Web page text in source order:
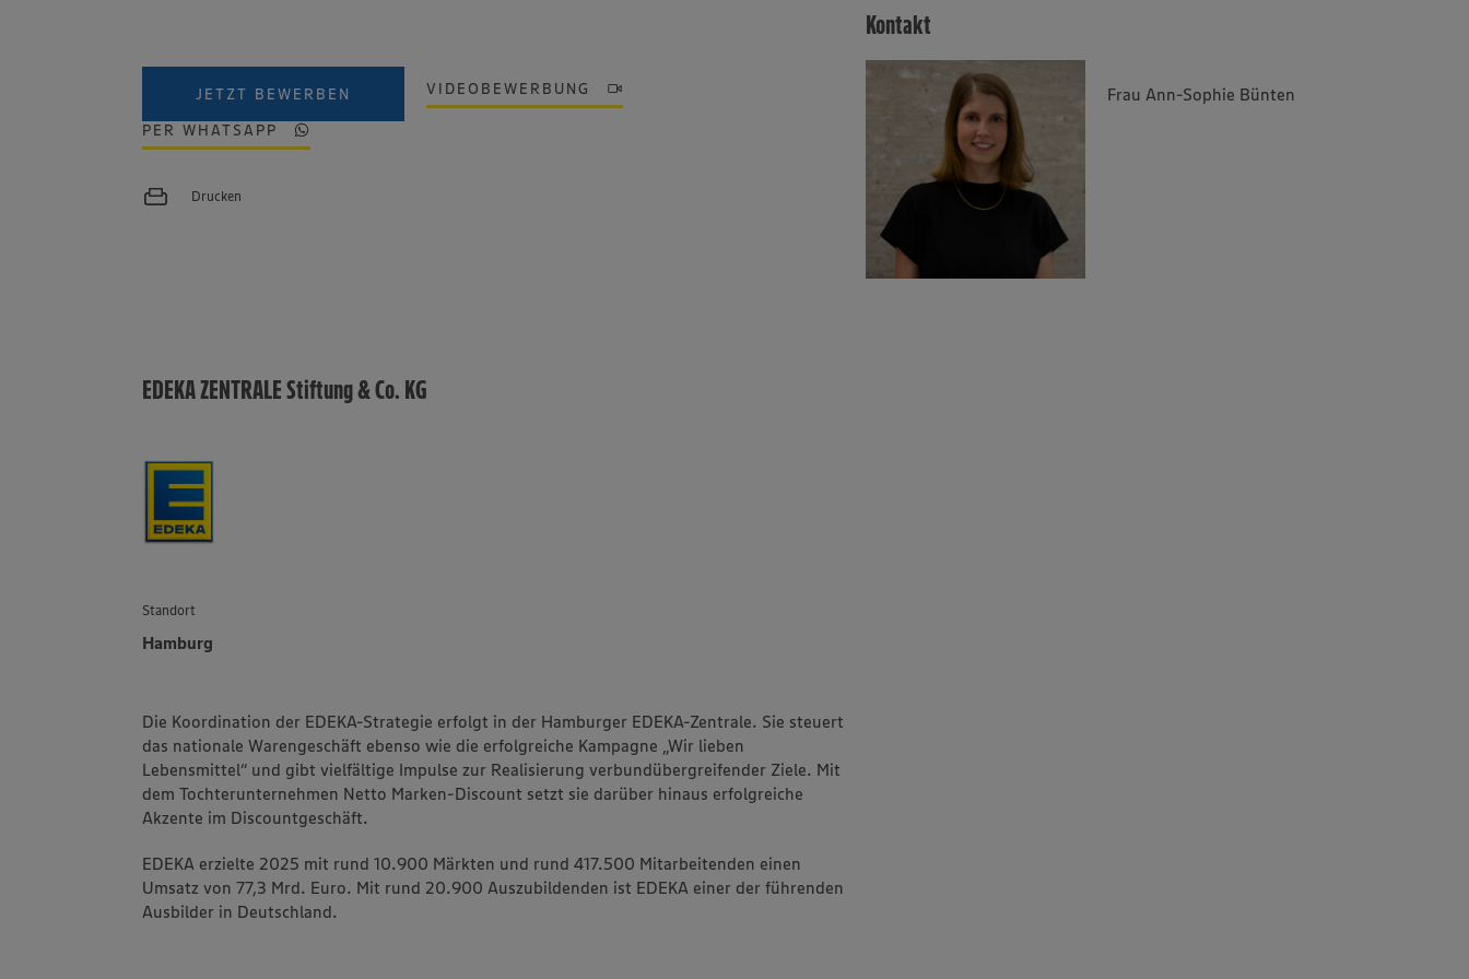
JETZT BEWERBEN VIDEOBEWERBUNG
PER WHATSAPP
Drucken
Kontakt
Frau Ann-Sophie Bünten
EDEKA ZENTRALE Stiftung & Co. KG
Standort
Hamburg
Die Koordination der EDEKA-Strategie erfolgt in der Hamburger EDEKA-Zentrale. Sie steuert
das nationale Warengeschäft ebenso wie die erfolgreiche Kampagne „Wir lieben
Lebensmittel“ und gibt vielfältige Impulse zur Realisierung verbundübergreifender Ziele. Mit
dem Tochterunternehmen Netto Marken-Discount setzt sie darüber hinaus erfolgreiche
Akzente im Discountgeschäft.
EDEKA erzielte 2025 mit rund 10.900 Märkten und rund 417.500 Mitarbeitenden einen
Umsatz von 77,3 Mrd. Euro. Mit rund 20.900 Auszubildenden ist EDEKA einer der führenden
Ausbilder in Deutschland.